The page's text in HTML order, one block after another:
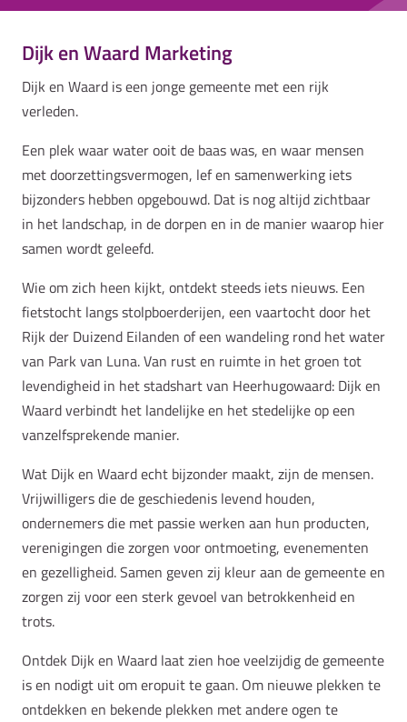
Dijk en Waard Marketing
Dijk en Waard is een jonge gemeente met een rijk
verleden.
Een plek waar water ooit de baas was, en waar mensen
met doorzettingsvermogen, lef en samenwerking iets
bijzonders hebben opgebouwd. Dat is nog altijd zichtbaar
in het landschap, in de dorpen en in de manier waarop hier
samen wordt geleefd.
Wie om zich heen kijkt, ontdekt steeds iets nieuws. Een
fietstocht langs stolpboerderijen, een vaartocht door het
Rijk der Duizend Eilanden of een wandeling rond het water
van Park van Luna. Van rust en ruimte in het groen tot
levendigheid in het stadshart van Heerhugowaard: Dijk en
Waard verbindt het landelijke en het stedelijke op een
vanzelfsprekende manier.
Wat Dijk en Waard echt bijzonder maakt, zijn de mensen.
Vrijwilligers die de geschiedenis levend houden,
ondernemers die met passie werken aan hun producten,
verenigingen die zorgen voor ontmoeting, evenementen
en gezelligheid. Samen geven zij kleur aan de gemeente en
zorgen zij voor een sterk gevoel van betrokkenheid en
trots.
Ontdek Dijk en Waard laat zien hoe veelzijdig de gemeente
is en nodigt uit om eropuit te gaan. Om nieuwe plekken te
ontdekken en bekende plekken met andere ogen te